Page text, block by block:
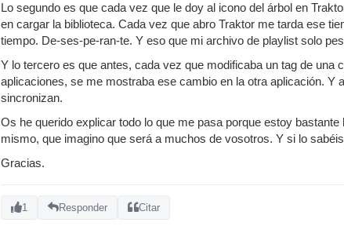
Lo segundo es que cada vez que le doy al icono del árbol en
en cargar la biblioteca. Cada vez que abro Traktor me tarda ese
tiempo. De-ses-pe-ran-te. Y eso que mi archivo de playlist solo
Y lo tercero es que antes, cada vez que modificaba un tag de una
aplicaciones, se me mostraba ese cambio en la otra aplicación.
sincronizan.
Os he querido explicar todo lo que me pasa porque estoy
mismo, que imagino que será a muchos de vosotros. Y si lo
Gracias.
1 Responder Citar